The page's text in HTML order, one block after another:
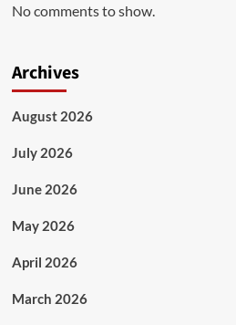
No comments to show.
Archives
August 2026
July 2026
June 2026
May 2026
April 2026
March 2026